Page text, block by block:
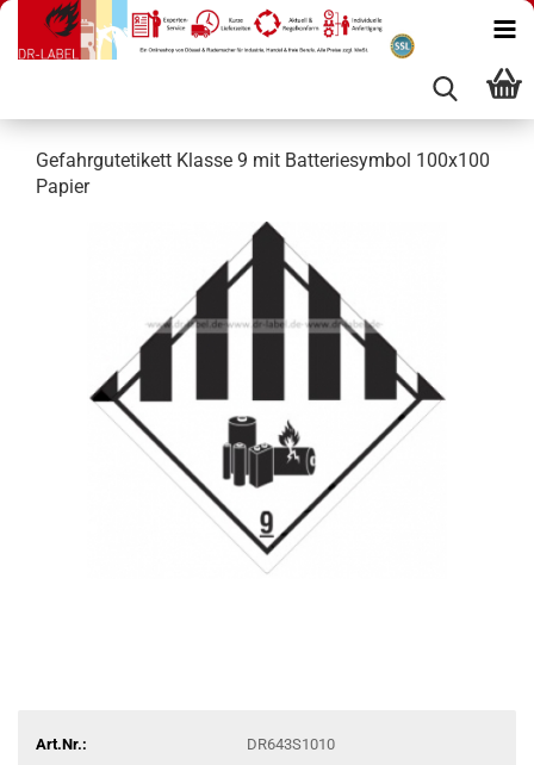
Gefahrgutetikett Klasse 9 mit Batteriesymbol 100x100
Papier
Art.Nr.:
DR643S1010